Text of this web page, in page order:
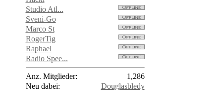
Studio Atl...
Sveni-Go
Marco St
RogerTig
Raphael
Radio Spee...
Anz. Mitglieder:
1,286
Neu dabei:
Douglasbledy